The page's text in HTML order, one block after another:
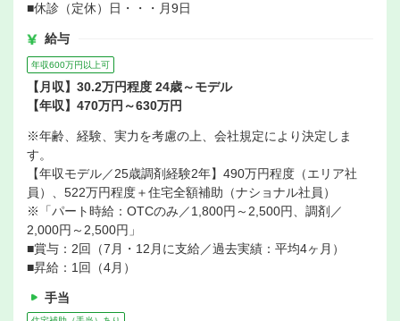
■休診（定休）日・・・月9日
給与
年収600万円以上可
【月収】30.2万円程度 24歳～モデル
【年収】470万円～630万円
※年齢、経験、実力を考慮の上、会社規定により決定しま
す。
【年収モデル／25歳調剤経験2年】490万円程度（エリア社
員）、522万円程度＋住宅全額補助（ナショナル社員）
※「パート時給：OTCのみ／1,800円～2,500円、調剤／
2,000円～2,500円」
■賞与：2回（7月・12月に支給／過去実績：平均4ヶ月）
■昇給：1回（4月）
手当